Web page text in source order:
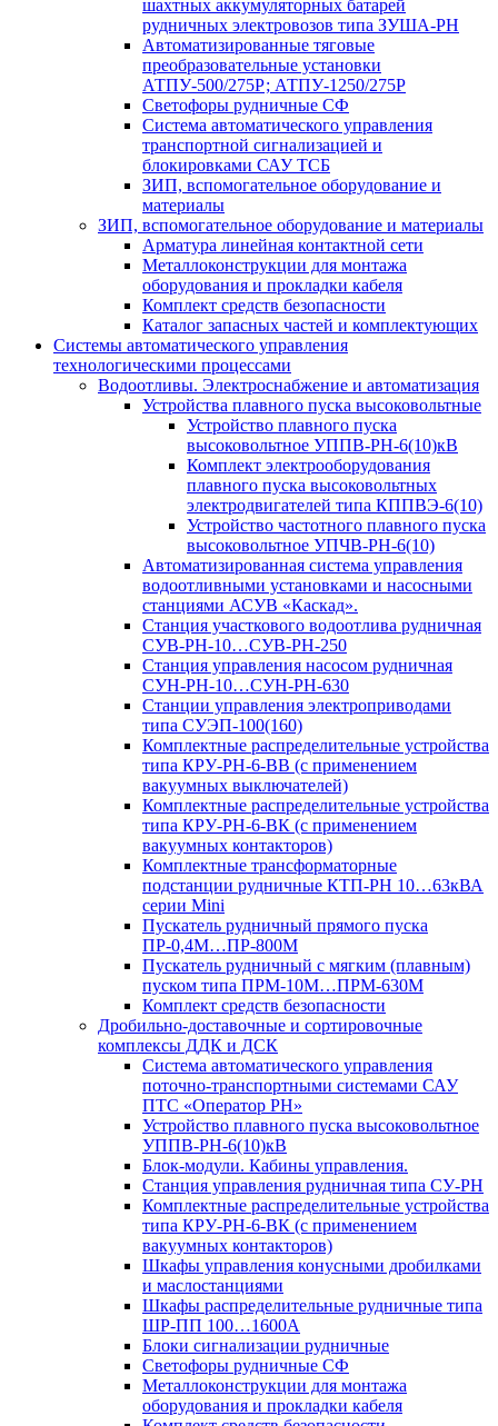
шахтных аккумуляторных батарей
рудничных электровозов типа ЗУША-РН
Автоматизированные тяговые
преобразовательные установки
АТПУ-500/275Р; АТПУ-1250/275Р
Светофоры рудничные СФ
Система автоматического управления
транспортной сигнализацией и
блокировками САУ ТСБ
ЗИП, вспомогательное оборудование и
материалы
ЗИП, вспомогательное оборудование и материалы
Арматура линейная контактной сети
Металлоконструкции для монтажа
оборудования и прокладки кабеля
Комплект средств безопасности
Каталог запасных частей и комплектующих
Системы автоматического управления
технологическими процессами
Водоотливы. Электроснабжение и автоматизация
Устройства плавного пуска высоковольтные
Устройство плавного пуска
высоковольтное УППВ-РН-6(10)кВ
Комплект электрооборудования
плавного пуска высоковольтных
электродвигателей типа КППВЭ-6(10)
Устройство частотного плавного пуска
высоковольтное УПЧВ-РН-6(10)
Автоматизированная система управления
водоотливными установками и насосными
станциями АСУВ «Каскад».
Станция участкового водоотлива рудничная
СУВ-РН-10…СУВ-РН-250
Станция управления насосом рудничная
СУН-РН-10…СУН-РН-630
Станции управления электроприводами
типа СУЭП-100(160)
Комплектные распределительные устройства
типа КРУ-РН-6-ВВ (с применением
вакуумных выключателей)
Комплектные распределительные устройства
типа КРУ-РН-6-ВК (с применением
вакуумных контакторов)
Комплектные трансформаторные
подстанции рудничные КТП-РН 10…63кВА
серии Mini
Пускатель рудничный прямого пуска
ПР-0,4М…ПР-800М
Пускатель рудничный с мягким (плавным)
пуском типа ПРМ-10М…ПРМ-630М
Комплект средств безопасности
Дробильно-доставочные и сортировочные
комплексы ДДК и ДСК
Система автоматического управления
поточно-транспортными системами САУ
ПТС «Оператор РН»
Устройство плавного пуска высоковольтное
УППВ-РН-6(10)кВ
Блок-модули. Кабины управления.
Станция управления рудничная типа СУ-РН
Комплектные распределительные устройства
типа КРУ-РН-6-ВК (с применением
вакуумных контакторов)
Шкафы управления конусными дробилками
и маслостанциями
Шкафы распределительные рудничные типа
ШР-ПП 100…1600А
Блоки сигнализации рудничные
Светофоры рудничные СФ
Металлоконструкции для монтажа
оборудования и прокладки кабеля